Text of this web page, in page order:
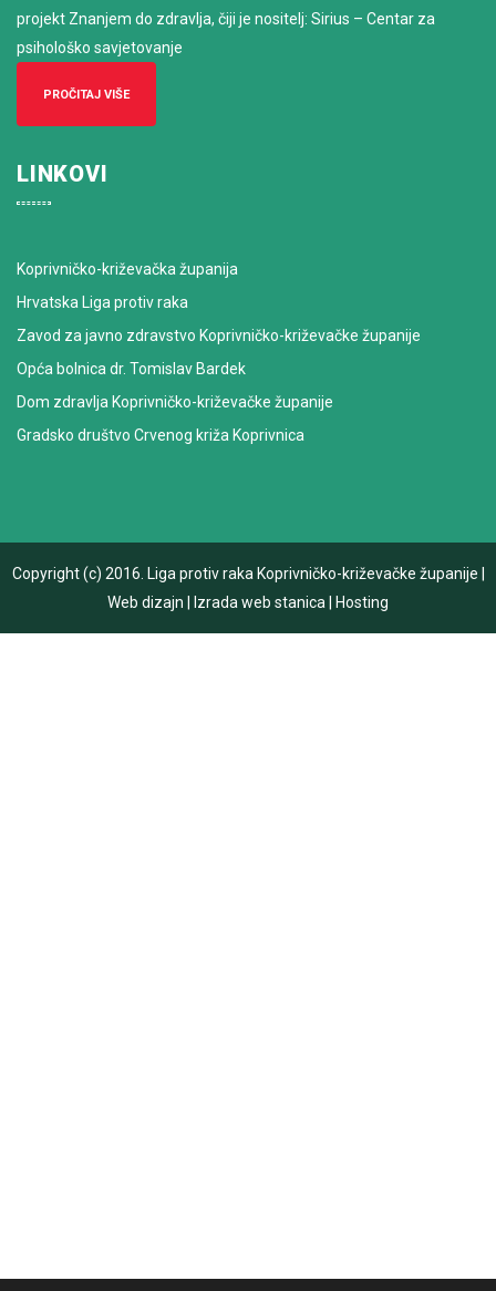
projekt Znanjem do zdravlja, čiji je nositelj: Sirius – Centar za
psihološko savjetovanje
PROČITAJ VIŠE
LINKOVI
Koprivničko-križevačka županija
Hrvatska Liga protiv raka
Zavod za javno zdravstvo Koprivničko-križevačke županije
Opća bolnica dr. Tomislav Bardek
Dom zdravlja Koprivničko-križevačke županije
Gradsko društvo Crvenog križa Koprivnica
Copyright (c) 2016. Liga protiv raka Koprivničko-križevačke županije
Web dizajn
Izrada web stanica Hosting